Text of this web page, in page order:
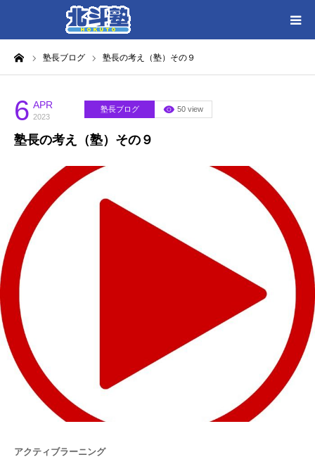
塾長ブログ 塾長の考え（塾）その９
6 APR
2023
塾長ブログ 50 view
塾長の考え（塾）その９
アクティブラーニング
HOME
各教室別に記事を見る
北斗塾／教室一覧
お問い合わせ